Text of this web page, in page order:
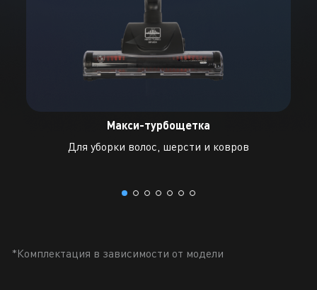
Макси-турбощетка
Для уборки волос, шерсти и ковров
*Комплектация в зависимости от модели